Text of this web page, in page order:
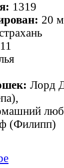
1319
20
11
Лорд
(Филипп)